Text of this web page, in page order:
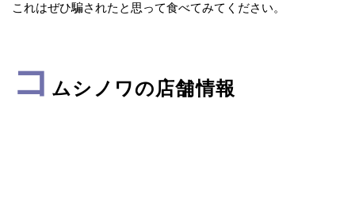
これはぜひ騙されたと思って食べてみてください。
コ ムシノワの店舗情報